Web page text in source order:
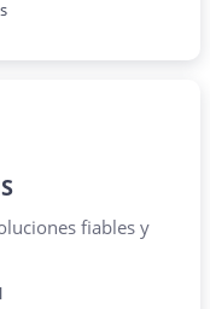
fiables y